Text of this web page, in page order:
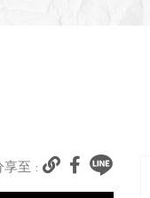
享至 :